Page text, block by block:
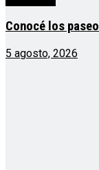
Conocé los
5 agosto, 2026